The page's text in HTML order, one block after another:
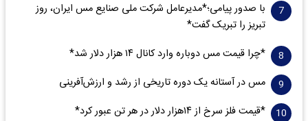
با صدور پیامی؛*مدیرعامل شرکت ملی صنایع مس ایران، روز
تبریز را تبریک گفت*
*چرا قیمت مس دوباره وارد کانال ۱۴ هزار دلار شد*
مس در آستانه یک دوره تاریخی از رشد و ارزش‌آفرینی
*قیمت فلز سرخ از ۱۴هزار دلار در هر تن عبور کرد*